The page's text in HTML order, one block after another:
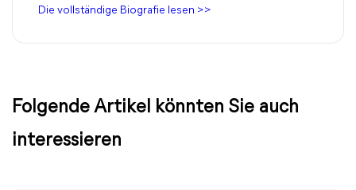
Die vollständige Biografie lesen >>
Folgende Artikel könnten Sie auch
interessieren